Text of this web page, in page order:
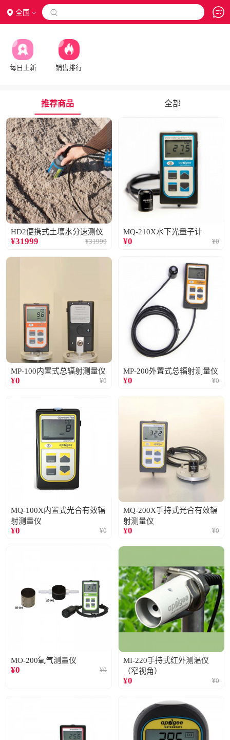
全国 
每日上新 销售排行
推荐商品 全部
HD2便携式土壤水分速测仪
¥31999 ¥31999
MQ-210X水下光量子计
¥0 ¥0
MP-100内置式总辐射测量仪
¥0 ¥0
MP-200外置式总辐射测量仪
¥0 ¥0
MQ-100X内置式光合有效辐
射测量仪
¥0 ¥0
MQ-200X手持式光合有效辐
射测量仪
¥0 ¥0
MO-200氧气测量仪
¥0 ¥0
MI-220手持式红外测温仪
（窄视角）
¥0 ¥0